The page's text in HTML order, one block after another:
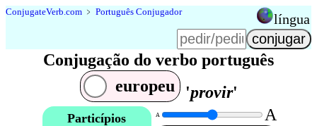
ConjugateVerb.com ﹥ Português Conjugador língua
Conjugação do verbo português
europeu
'provir'
Particípios A A